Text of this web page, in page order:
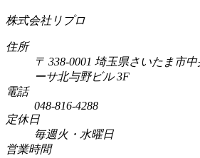
株式会社リプロ
住所
〒 338-0001 埼玉県さいたま市
ーサ北与野ビル 3F
電話
048-816-4288
定休日
毎週火・水曜日
営業時間